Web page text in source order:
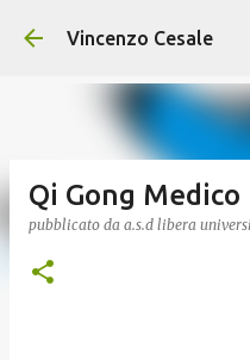
Passa ai
Vincenzo Cesale
Qi Gong Medico
pubblicato da a.s.d libera